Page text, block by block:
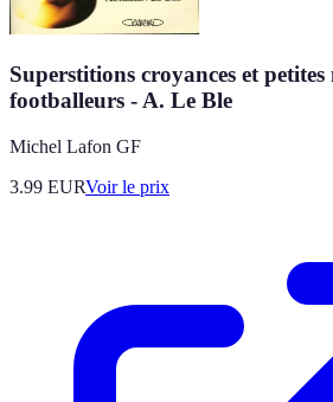
Superstitions croyances et
footballeurs - A. Le Ble
Michel Lafon GF
3.99 EURVoir le prix